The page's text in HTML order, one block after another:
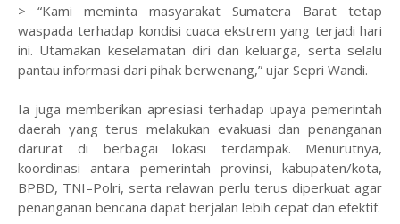
> “Kami meminta masyarakat Sumatera Barat tetap
waspada terhadap kondisi cuaca ekstrem yang terjadi hari
ini. Utamakan keselamatan diri dan keluarga, serta selalu
pantau informasi dari pihak berwenang,” ujar Sepri Wandi.
Ia juga memberikan apresiasi terhadap upaya pemerintah
daerah yang terus melakukan evakuasi dan penanganan
darurat di berbagai lokasi terdampak. Menurutnya,
koordinasi antara pemerintah provinsi, kabupaten/kota,
BPBD, TNI–Polri, serta relawan perlu terus diperkuat agar
penanganan bencana dapat berjalan lebih cepat dan efektif.